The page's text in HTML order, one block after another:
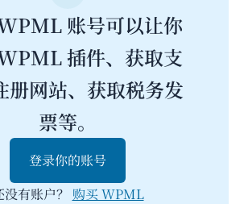
账号可以让你
插件、获取支
册网站、获取税务发
票等。
登录你的账号
没有账户？ 购买 WPML